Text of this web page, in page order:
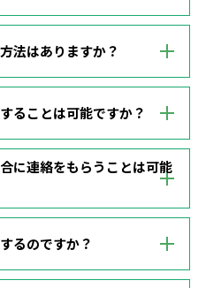
法はありますか？
ることは可能ですか？
に連絡をもらうことは可能
るのですか？